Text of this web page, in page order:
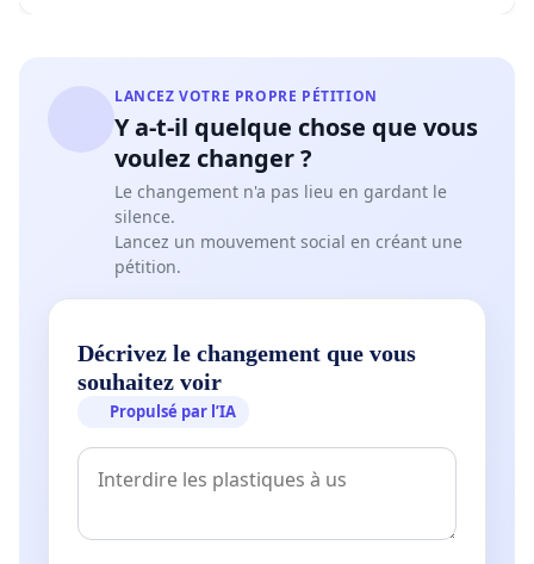
LANCEZ VOTRE PROPRE PÉTITION
Y a-t-il quelque chose que vous
voulez changer ?
Le changement n'a pas lieu en gardant le
silence.
Lancez un mouvement social en créant une
pétition.
Décrivez le changement que vous
souhaitez voir
Propulsé par l’IA